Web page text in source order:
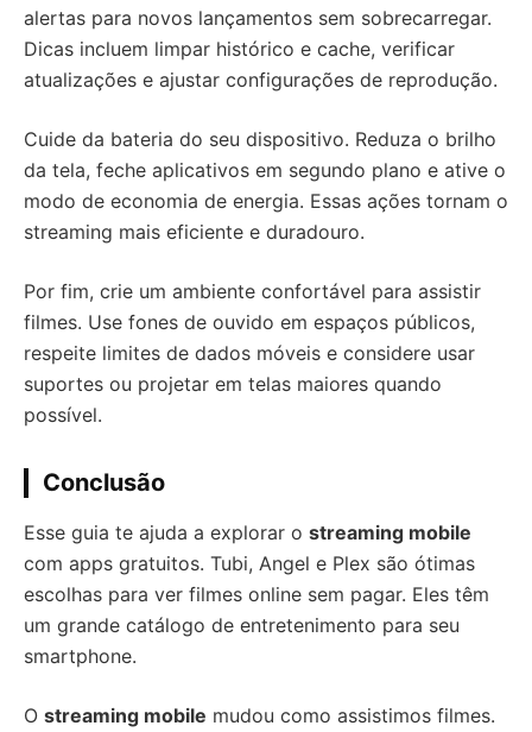
alertas para novos lançamentos sem sobrecarregar.
Dicas incluem limpar histórico e cache, verificar
atualizações e ajustar configurações de reprodução.
Cuide da bateria do seu dispositivo. Reduza o brilho
da tela, feche aplicativos em segundo plano e ative o
modo de economia de energia. Essas ações tornam o
streaming mais eficiente e duradouro.
Por fim, crie um ambiente confortável para assistir
filmes. Use fones de ouvido em espaços públicos,
respeite limites de dados móveis e considere usar
suportes ou projetar em telas maiores quando
possível.
Conclusão
Esse guia te ajuda a explorar o streaming mobile
com apps gratuitos. Tubi, Angel e Plex são ótimas
escolhas para ver filmes online sem pagar. Eles têm
um grande catálogo de entretenimento para seu
smartphone.
O streaming mobile mudou como assistimos filmes.